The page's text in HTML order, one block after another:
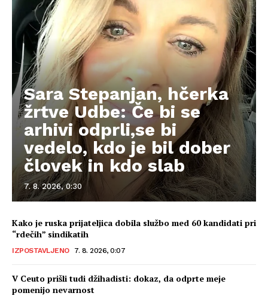
Sara Stepanjan, hčerka
žrtve Udbe: Če bi se
arhivi odprli,se bi
vedelo, kdo je bil dober
človek in kdo slab
7. 8. 2026, 0:30
Kako je ruska prijateljica dobila službo med 60 kandidati pri
“rdečih” sindikatih
IZPOSTAVLJENO 7. 8. 2026, 0:07
V Ceuto prišli tudi džihadisti: dokaz, da odprte meje
pomenijo nevarnost